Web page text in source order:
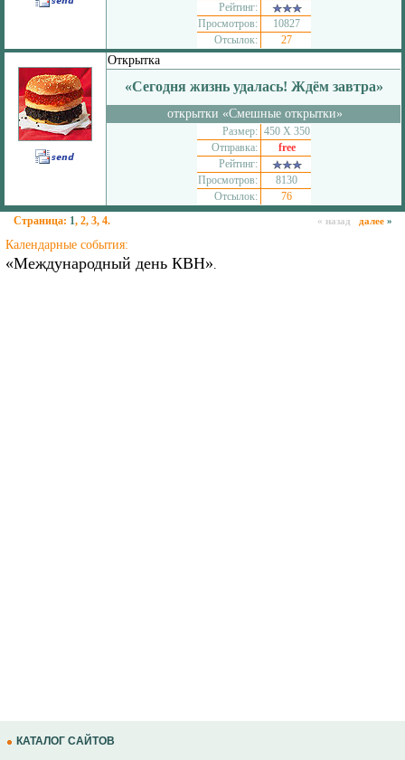
Рейтинг:
Просмотров:
10827
Отсылок:
27
Открытка
«Сегодня жизнь удалась! Ждём завтра»
открытки «Смешные открытки»
Размер: 450 Х 350
Отправка:
free
Рейтинг:
Просмотров:
8130
Отсылок:
76
Страница: 1, 2, 3, 4. « назад далее »
Календарные события:
«Международный день КВН».
КАТАЛОГ САЙТОВ